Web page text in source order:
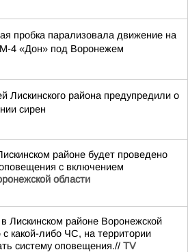
пробка парализовала движение на
М-4 «Дон» под Воронежем
Лискинского района предупредили о
сирен
районе будет проведено
с включением
области
Лискинском районе Воронежской
какой-либо ЧС, на территории
систему оповещения.// TV